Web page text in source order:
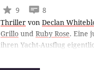
9
8
Thriller von Declan
Grillo und Ruby Rose. Eine
ihren Yacht-Ausflug
Yachtwird das Boot